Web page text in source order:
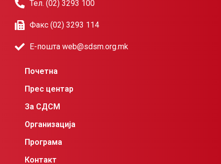
Тел. (02) 3293 100
Факс (02) 3293 114
Е-пошта web@sdsm.org.mk
Почетна
Прес центар
За СДСМ
Организација
Програма
Контакт